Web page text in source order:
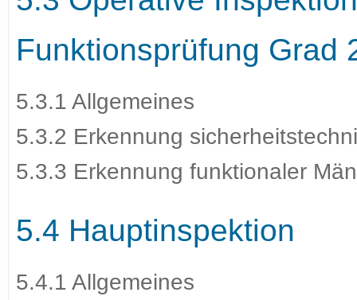
Funktionsprüfung Grad
5.3.1 Allgemeines
5.3.2 Erkennung
5.3.3 Erkennung funktionaler
5.4 Hauptinspektion
5.4.1 Allgemeines